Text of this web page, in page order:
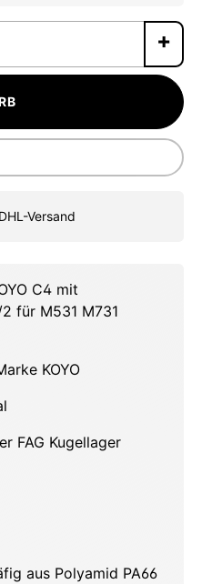
DHL-Versand
C4 mit
für M531 M731
KOYO
FAG Kugellager
aus Polyamid PA66